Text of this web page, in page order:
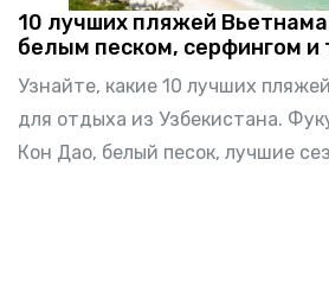
10 лучших пляжей
белым песком, серфингом и
Узнайте, какие 10 лучших
для отдыха из Узбекистана.
Кон Дао, белый песок, лучшие